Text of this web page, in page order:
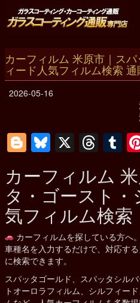
カーフィルム 米原市｜ス
ィード人気フィルム検索 通
2026-05-16
Blogger
Bluesky
X
カーフィルム
タ・ゴースト
気フィルム検索
カーフィルムを探している方へ。
車種名を入力するだけで、対応す
に検索できます。
スパッタゴールド、スパッタシル
トオーロラフィルム、シルフィー